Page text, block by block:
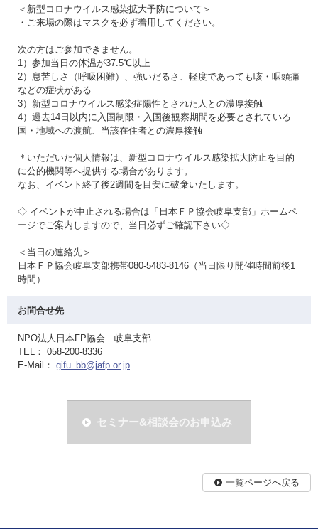
＜新型コロナウイルス感染拡大予防について＞
・ご来場の際はマスクを必ず着用してください。
次の方はご参加できません。
1）参加当日の体温が37.5℃以上
2）息苦しさ（呼吸困難）、強いだるさ、軽度であっても咳・咽頭痛
などの症状がある
3）新型コロナウイルス感染症陽性とされた人との濃厚接触
4）過去14日以内に入国制限・入国後観察期間を必要とされている
国・地域への渡航、当該在住者との濃厚接触
＊いただいた個人情報は、新型コロナウイルス感染拡大防止を目的
に公的機関等へ提供する場合があります。
なお、イベント終了後2週間を目安に破棄いたします。
◇ イベントが中止される場合は「日本ＦＰ協会岐阜支部」ホームペ
ージでご案内しますので、当日必ずご確認下さい◇
＜当日の連絡先＞
日本ＦＰ協会岐阜支部携帯080-5483-8146（当日限り開催時間前後1
時間）
お問合せ先
NPO法人日本FP協会 岐阜支部
TEL： 058-200-8336
E-Mail： gifu_bb@jafp.or.jp
セミナー&相談会のお申込み
一覧ページへ戻る